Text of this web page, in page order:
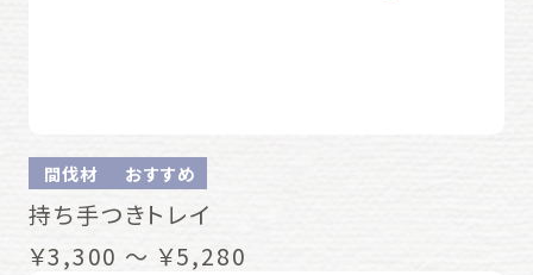
間伐材 おすすめ
持ち手つきトレイ
￥3,300 ～ ￥5,280